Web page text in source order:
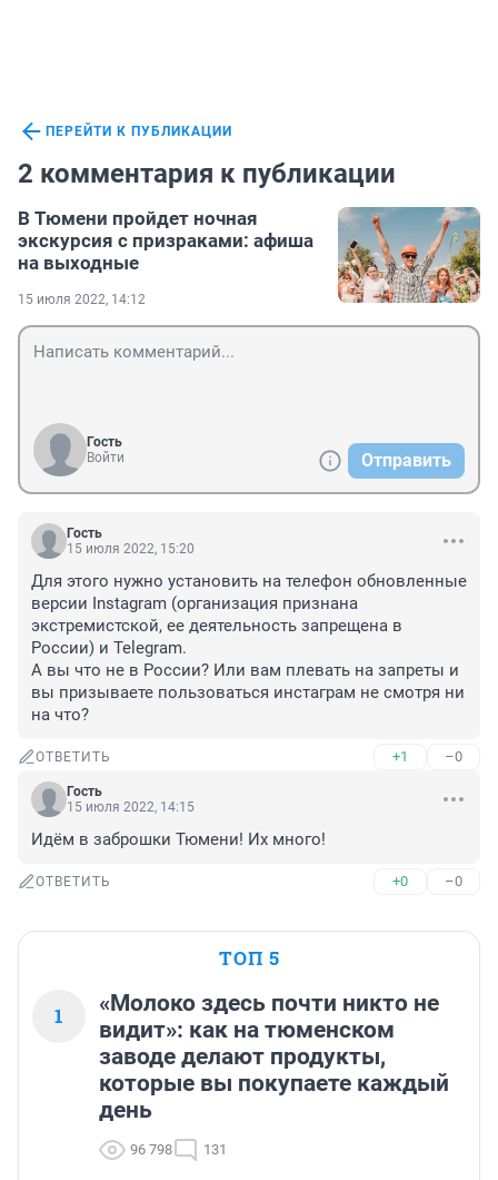
ПЕРЕЙТИ К ПУБЛИКАЦИИ
2 комментария к публикации
В Тюмени пройдет ночная
экскурсия с призраками: афиша
на выходные
15 июля 2022, 14:12
Гость
Войти
Отправить
Гость
15 июля 2022, 15:20
Для этого нужно установить на телефон обновленные
версии Instagram (организация признана
экстремистской, ее деятельность запрещена в
России) и Telegram.
А вы что не в России? Или вам плевать на запреты и
вы призываете пользоваться инстаграм не смотря ни
на что?
ОТВЕТИТЬ +1 –0
Гость
15 июля 2022, 14:15
Идём в заброшки Тюмени! Их много!
ОТВЕТИТЬ +0 –0
ТОП 5
1
«Молоко здесь почти никто не
видит»: как на тюменском
заводе делают продукты,
которые вы покупаете каждый
день
96 798 131